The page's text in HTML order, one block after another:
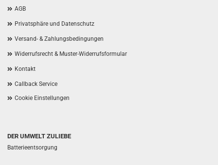
AGB
Privatsphäre und Datenschutz
Versand- & Zahlungsbedingungen
Widerrufsrecht & Muster-Widerrufsformular
Kontakt
Callback Service
Cookie Einstellungen
DER UMWELT ZULIEBE
Batterieentsorgung